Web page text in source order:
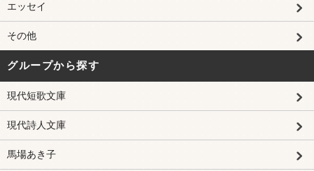
エッセイ
その他
グループから探す
現代短歌文庫
現代詩人文庫
馬場あき子